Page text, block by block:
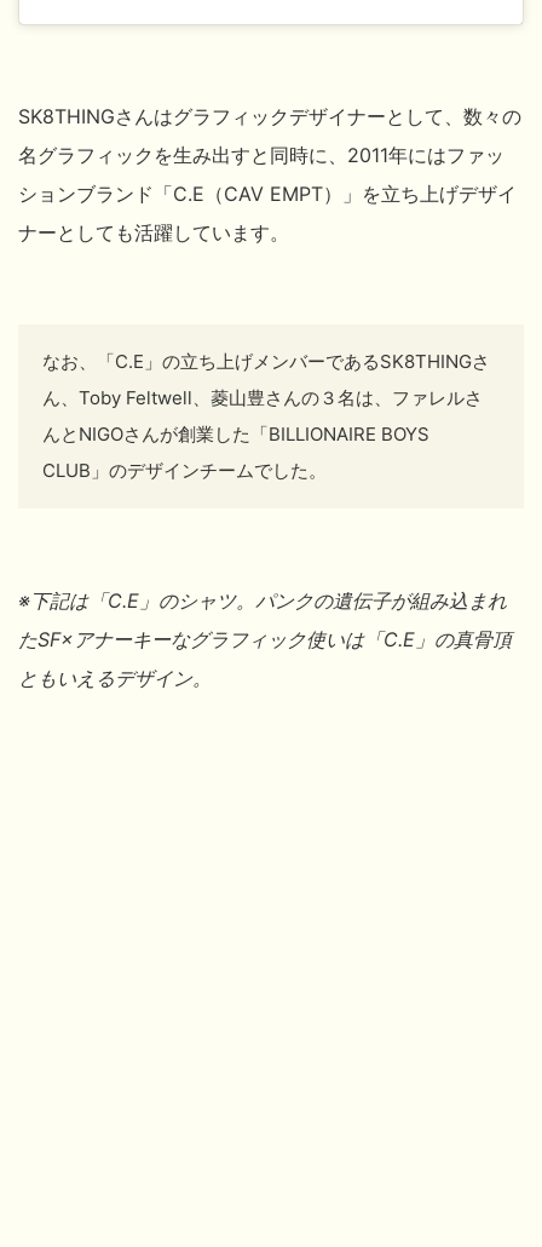
SK8THINGさんはグラフィックデザイナーとして、数々の
名グラフィックを生み出すと同時に、2011年にはファッ
ションブランド「C.E（CAV EMPT）」を立ち上げデザイ
ナーとしても活躍しています。
なお、 「C.E」の立ち上げメンバーであるSK8THINGさ
ん、Toby Feltwell、菱山豊さんの３名は、ファレルさ
んとNIGOさんが創業した 「BILLIONAIRE BOYS
CLUB」のデザインチームでした。
※下記は「C.E」のシャツ。パンクの遺伝子が組み込まれ
たSF×アナーキーなグラフィック使いは「C.E」の真骨頂
ともいえるデザイン。